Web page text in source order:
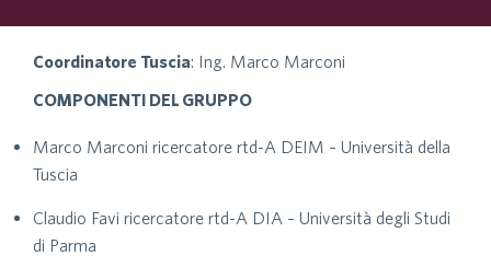
Coordinatore Tuscia: Ing. Marco Marconi
COMPONENTI DEL GRUPPO
Marco Marconi ricercatore rtd-A DEIM – Università della
Tuscia
Claudio Favi ricercatore rtd-A DIA – Università degli Studi
di Parma